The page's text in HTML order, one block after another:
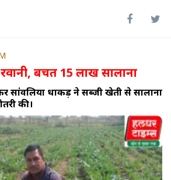
बचत 15 लाख सालाना
सांवलिया धाकड़ ने सब्जी खेती से सालाना
की।